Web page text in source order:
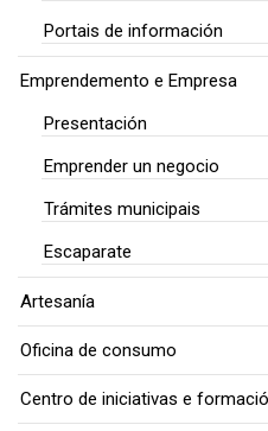
Portais de información
Emprendemento e Empresa
Presentación
Emprender un negocio
Trámites municipais
Escaparate
Artesanía
Oficina de consumo
Centro de iniciativas e